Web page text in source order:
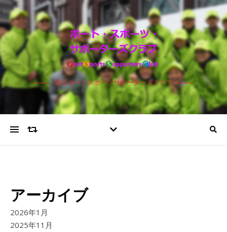
港区ポートスポーツサポーターズクラブ
アーカイブ
2026年1月
2025年11月